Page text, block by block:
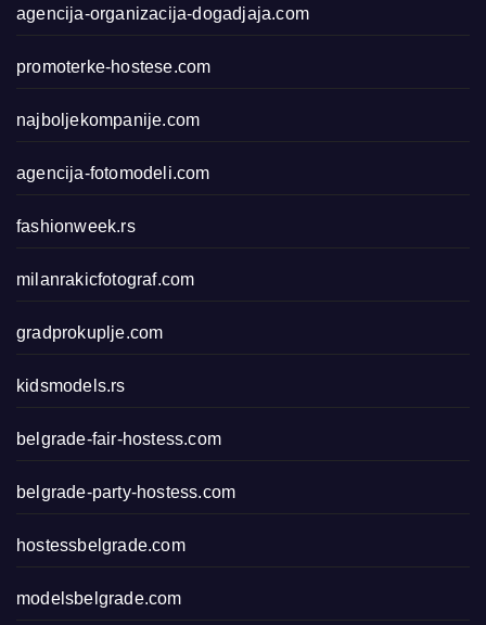
agencija-organizacija-dogadjaja.com
promoterke-hostese.com
najboljekompanije.com
agencija-fotomodeli.com
fashionweek.rs
milanrakicfotograf.com
gradprokuplje.com
kidsmodels.rs
belgrade-fair-hostess.com
belgrade-party-hostess.com
hostessbelgrade.com
modelsbelgrade.com